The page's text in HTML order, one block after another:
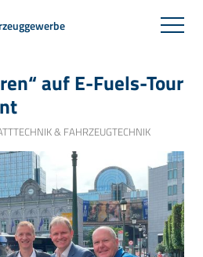
auf E-Fuels-Tour
& FAHRZEUGTECHNIK